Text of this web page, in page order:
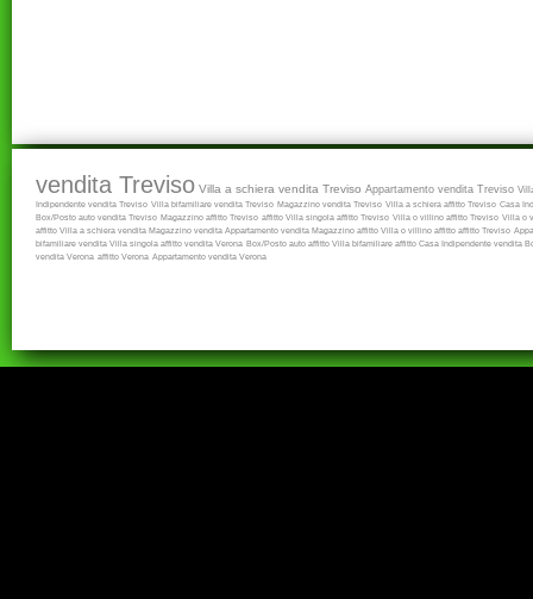
vendita Treviso Villa a schiera vendita Treviso Appartamento vendita Treviso
Indipendente vendita Treviso Villa bifamiliare vendita Treviso Magazzino vendita Treviso Villa a schiera affitto Treviso Casa
Box/Posto auto vendita Treviso Magazzino affitto Treviso affitto Villa singola affitto Treviso Villa o villino affitto Treviso Villa o
affitto Villa a schiera vendita Magazzino vendita Appartamento vendita Magazzino affitto Villa o villino affitto affitto Treviso
bifamiliare vendita Villa singola affitto vendita Verona Box/Posto auto affitto Villa bifamiliare affitto Casa Indipendente vendita
vendita Verona affitto Verona Appartamento vendita Verona